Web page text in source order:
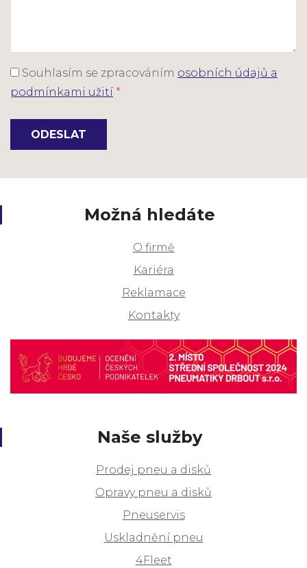
Souhlasím se zpracováním osobních údajů a
podmínkami užití *
ODESLAT
Možná hledáte
O firmě
Kariéra
Reklamace
Kontakty
Naše služby
Prodej pneu a disků
Opravy pneu a disků
Pneuservis
Uskladnění pneu
4Fleet